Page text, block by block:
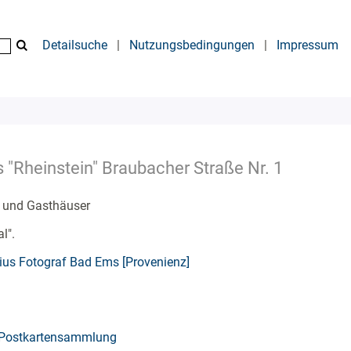
Detailsuche | Nutzungsbedingungen | Impressum
Braubacher Straße Nr. 1
Gasthäuser
Fotograf Bad Ems [Provenienz]